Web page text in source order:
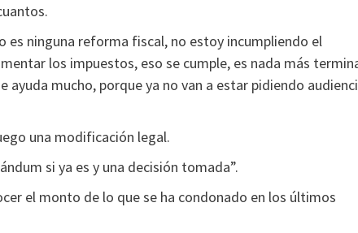
es ninguna reforma fiscal, no estoy incumpliendo el
los impuestos, eso se cumple, es nada más
mucho, porque ya no van a estar pidiendo
una modificación legal.
si ya es y una decisión tomada”.
el monto de lo que se ha condonado en los últimos